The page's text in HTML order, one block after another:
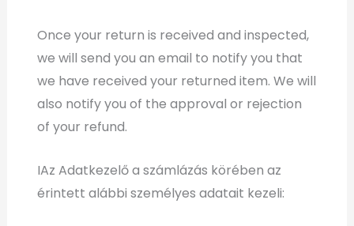
Once your return is received and inspected,
we will send you an email to notify you that
we have received your returned item. We will
also notify you of the approval or rejection
of your refund.
IAz Adatkezelő a számlázás körében az
érintett alábbi személyes adatait kezeli: